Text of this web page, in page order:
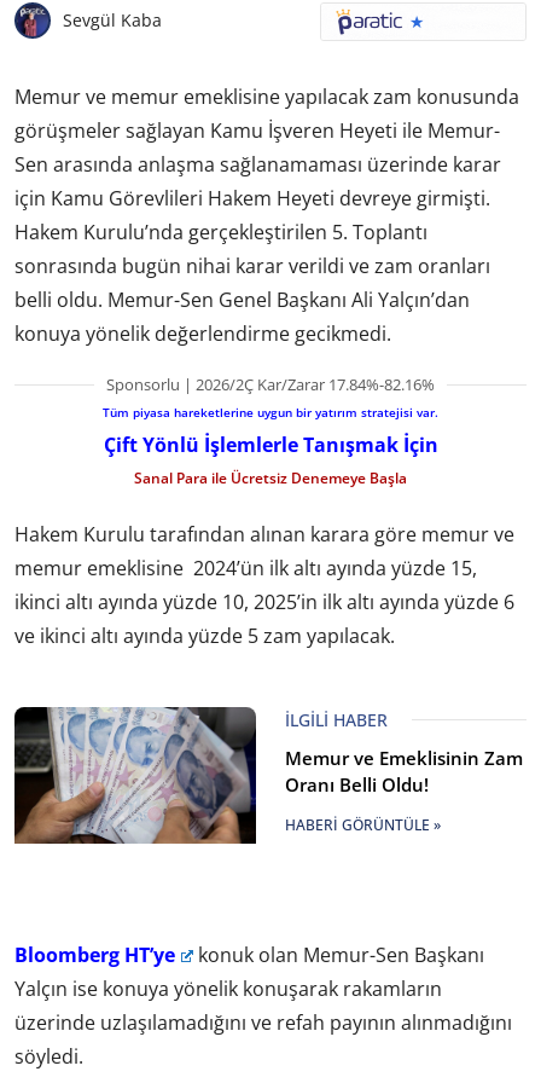
Sevgül Kaba
Memur ve memur emeklisine yapılacak zam konusunda
görüşmeler sağlayan Kamu İşveren Heyeti ile Memur-
Sen arasında anlaşma sağlanamaması üzerinde karar
için Kamu Görevlileri Hakem Heyeti devreye girmişti.
Hakem Kurulu’nda gerçekleştirilen 5. Toplantı
sonrasında bugün nihai karar verildi ve zam oranları
belli oldu. Memur-Sen Genel Başkanı Ali Yalçın’dan
konuya yönelik değerlendirme gecikmedi.
Sponsorlu | 2026/2Ç Kar/Zarar 17.84%-82.16%
Tüm piyasa hareketlerine uygun bir yatırım stratejisi var.
Çift Yönlü İşlemlerle Tanışmak İçin
Sanal Para ile Ücretsiz Denemeye Başla
Hakem Kurulu tarafından alınan karara göre memur ve
memur emeklisine 2024’ün ilk altı ayında yüzde 15,
ikinci altı ayında yüzde 10, 2025’in ilk altı ayında yüzde 6
ve ikinci altı ayında yüzde 5 zam yapılacak.
İLGILI HABER
Memur ve Emeklisinin Zam
Oranı Belli Oldu!
HABERI GÖRÜNTÜLE »
Bloomberg HT’ye
konuk olan Memur-Sen Başkanı
Yalçın ise konuya yönelik konuşarak rakamların
üzerinde uzlaşılamadığını ve refah payının alınmadığını
söyledi.